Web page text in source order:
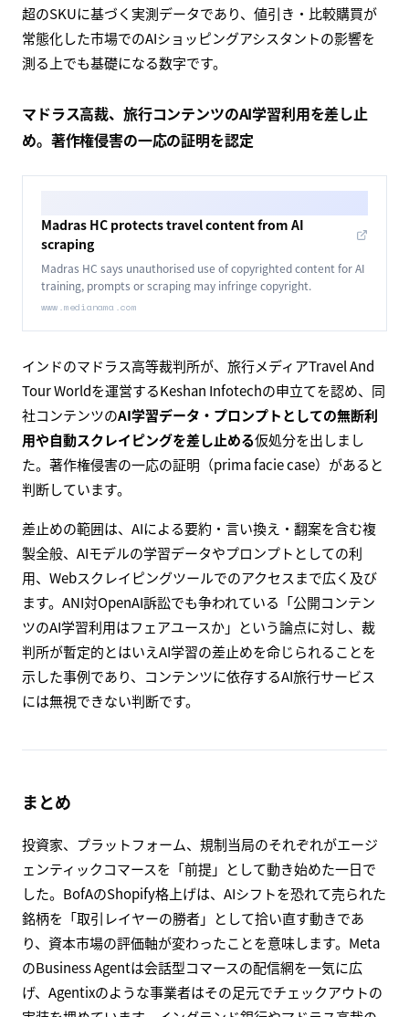
超のSKUに基づく実測データであり、値引き・比較購買が
常態化した市場でのAIショッピングアシスタントの影響を
測る上でも基礎になる数字です。
マドラス高裁、旅行コンテンツのAI学習利用を差し止
め。著作権侵害の一応の証明を認定
Madras HC protects travel content from AI
scraping
Madras HC says unauthorised use of copyrighted content for AI
training, prompts or scraping may infringe copyright.
www.medianama.com
インドのマドラス高等裁判所が、旅行メディアTravel And
Tour Worldを運営するKeshan Infotechの申立てを認め、同
社コンテンツのAI学習データ・プロンプトとしての無断利
用や自動スクレイピングを差し止める仮処分を出しまし
た。著作権侵害の一応の証明（prima facie case）があると
判断しています。
差止めの範囲は、AIによる要約・言い換え・翻案を含む複
製全般、AIモデルの学習データやプロンプトとしての利
用、Webスクレイピングツールでのアクセスまで広く及び
ます。ANI対OpenAI訴訟でも争われている「公開コンテン
ツのAI学習利用はフェアユースか」という論点に対し、裁
判所が暫定的とはいえAI学習の差止めを命じられることを
示した事例であり、コンテンツに依存するAI旅行サービス
には無視できない判断です。
まとめ
投資家、プラットフォーム、規制当局のそれぞれがエージ
ェンティックコマースを「前提」として動き始めた一日で
した。BofAのShopify格上げは、AIシフトを恐れて売られた
銘柄を「取引レイヤーの勝者」として拾い直す動きであ
り、資本市場の評価軸が変わったことを意味します。Meta
のBusiness Agentは会話型コマースの配信網を一気に広
げ、Agentixのような事業者はその足元でチェックアウトの